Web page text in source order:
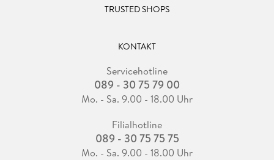
TRUSTED SHOPS
KONTAKT
Servicehotline
089 - 30 75 79 00
Mo. - Sa. 9.00 - 18.00 Uhr
Filialhotline
089 - 30 75 75 75
Mo. - Sa. 9.00 - 18.00 Uhr